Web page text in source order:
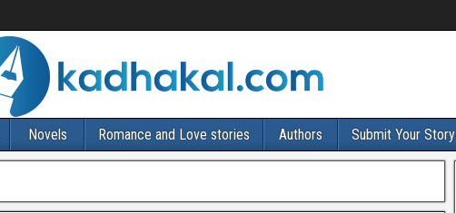
Novels Romance and Love stories Authors Submit Your Story